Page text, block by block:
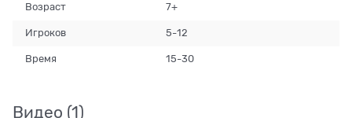
Возраст 7+
Игроков 5-12
Время 15-30
Видео (1)